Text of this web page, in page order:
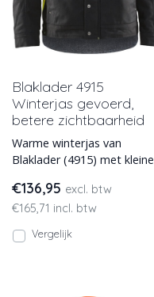
Blaklader 4915
Winterjas gevoerd,
betere zichtbaarheid
Warme winterjas van
Blaklader (4915) met kleine
zichtbaarheid. De jas h
€136,95 excl. btw
€165,71 incl. btw
Vergelijk